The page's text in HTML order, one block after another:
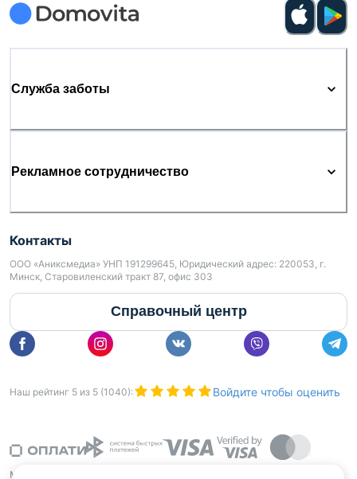
Служба заботы
Рекламное сотрудничество
Контакты
ООО «Аниксмедиа» УНП 191299645, Юридический адрес: 220053, г.
Минск, Старовиленский тракт 87, офис 303
Справочный центр
Наш рейтинг 5 из 5 (1040): Войдите чтобы оценить